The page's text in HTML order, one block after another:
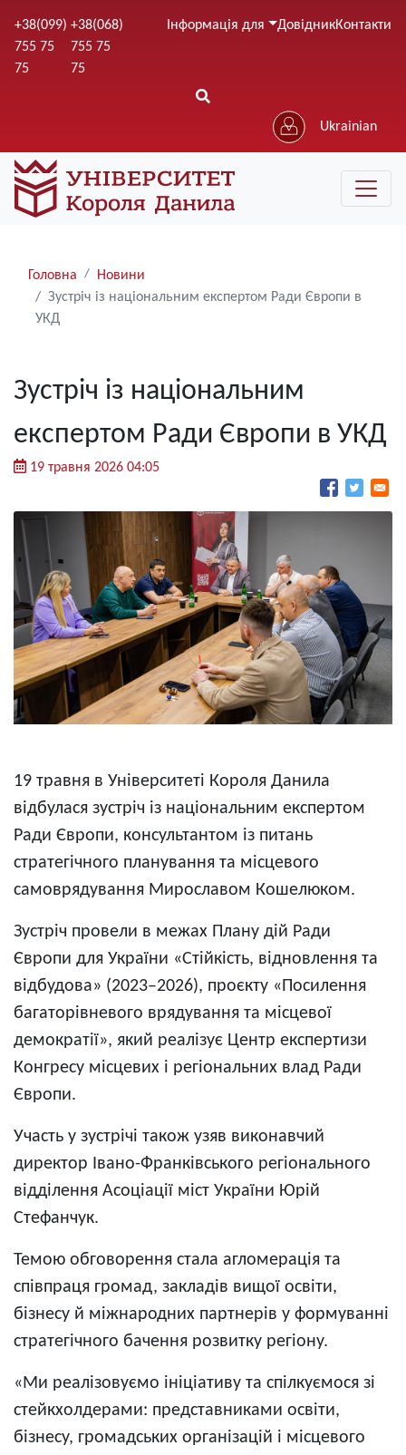
до
+38(099)
755 75
75
+38(068)
755 75
75
Інформація для ДовідникКонтакти
Ukrainian
Рядки
навіґації
Головна
Новини
Зустріч із національним експертом Ради Європи в
УКД
Зустріч із національним
експертом Ради Європи в УКД
19 травня 2026 04:05
19 травня в Університеті Короля Данила
відбулася зустріч із національним експертом
Ради Європи, консультантом із питань
стратегічного планування та місцевого
самоврядування Мирославом Кошелюком.
Зустріч провели в межах Плану дій Ради
Європи для України «Стійкість, відновлення та
відбудова» (2023–2026), проєкту «Посилення
багаторівневого врядування та місцевої
демократії», який реалізує Центр експертизи
Конгресу місцевих і регіональних влад Ради
Європи.
Участь у зустрічі також узяв виконавчий
директор Івано-Франківського регіонального
відділення Асоціації міст України Юрій
Стефанчук.
Темою обговорення стала агломерація та
співпраця громад, закладів вищої освіти,
бізнесу й міжнародних партнерів у формуванні
стратегічного бачення розвитку регіону.
«Ми реалізовуємо ініціативу та спілкуємося зі
стейкхолдерами: представниками освіти,
бізнесу, громадських організацій і місцевого